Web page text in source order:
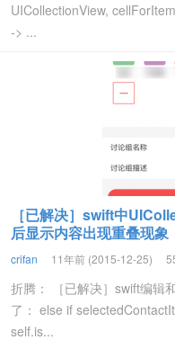
UICollectionView,
-> ...
［已解决］swift中
后显示内容出现重叠现象
crifan 11年前 (2015-12-25)
折腾： ［已解决］swift编辑
了： else if
self.is...